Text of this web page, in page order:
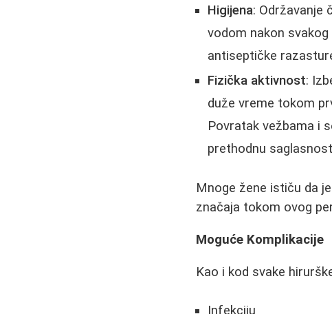
Higijena: Održavanje
vodom nakon
antiseptičke
Fizička aktivnost:
duže vreme tokom
Povratak vežbama i
prethodnu
Mnoge žene ističu da
značaja tokom ovog
Moguće Komplikacije
Kao i kod svake
Infekciju